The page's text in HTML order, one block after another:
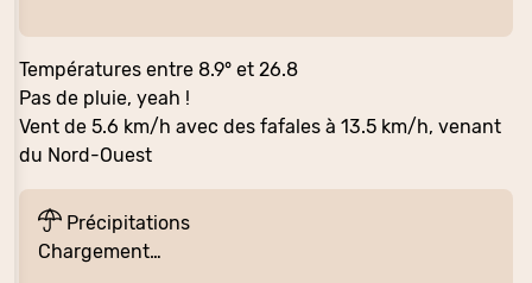
Températures entre 8.9° et 26.8
Pas de pluie, yeah !
Vent de 5.6 km/h avec des fafales à 13.5 km/h, venant
du Nord-Ouest
Précipitations
Chargement…